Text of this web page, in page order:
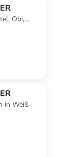
Obi,
in Weiß